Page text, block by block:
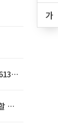
가
명
사